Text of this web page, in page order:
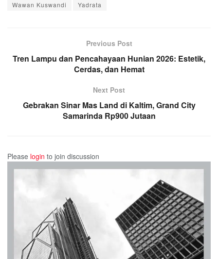
Wawan Kuswandi
Yadrata
Previous Post
Tren Lampu dan Pencahayaan Hunian 2026: Estetik,
Cerdas, dan Hemat
Next Post
Gebrakan Sinar Mas Land di Kaltim, Grand City
Samarinda Rp900 Jutaan
Please login to join discussion